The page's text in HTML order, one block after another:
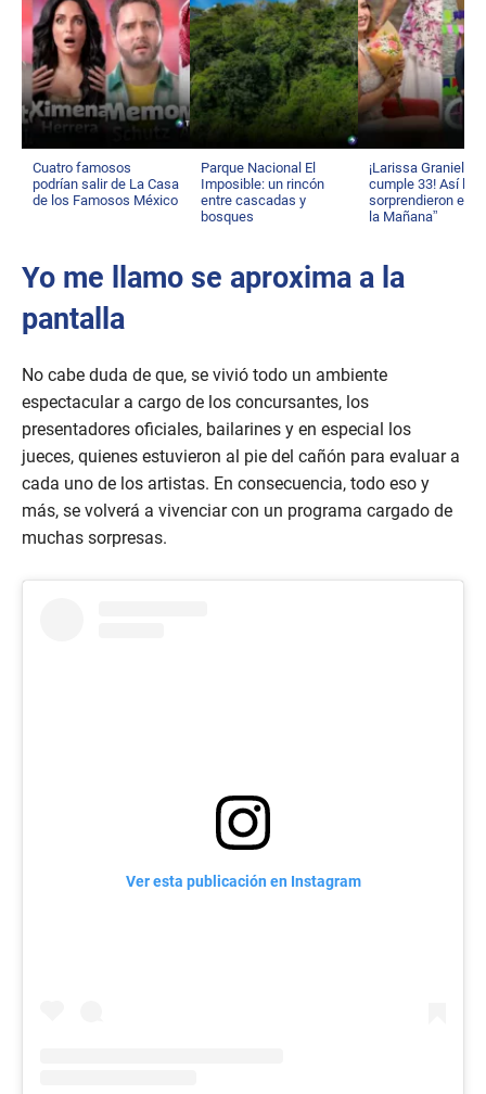
Cuatro famosos
podrían salir de La Casa
de los Famosos México
Parque Nacional El
Imposible: un rincón
entre cascadas y
bosques
¡Larissa Graniello
cumple 33! Así la
sorprendieron en
la Mañana”
Yo me llamo se aproxima a la
pantalla
No cabe duda de que, se vivió todo un ambiente
espectacular a cargo de los concursantes, los
presentadores oficiales, bailarines y en especial los
jueces, quienes estuvieron al pie del cañón para evaluar a
cada uno de los artistas. En consecuencia, todo eso y
más, se volverá a vivenciar con un programa cargado de
muchas sorpresas.
Ver esta publicación en Instagram